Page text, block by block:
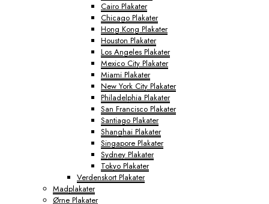
Cairo Plakater
Chicago Plakater
Hong Kong Plakater
Houston Plakater
Los Angeles Plakater
Mexico City Plakater
Miami Plakater
New York City Plakater
Philadelphia Plakater
San Francisco Plakater
Santiago Plakater
Shanghai Plakater
Singapore Plakater
Sydney Plakater
Tokyo Plakater
Verdenskort Plakater
Madplakater
Ørne Plakater